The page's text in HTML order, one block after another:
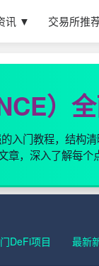
讯 ▼ 交易所推
）
入门教程，结构
，深入了解每个
DeFi项目 最新